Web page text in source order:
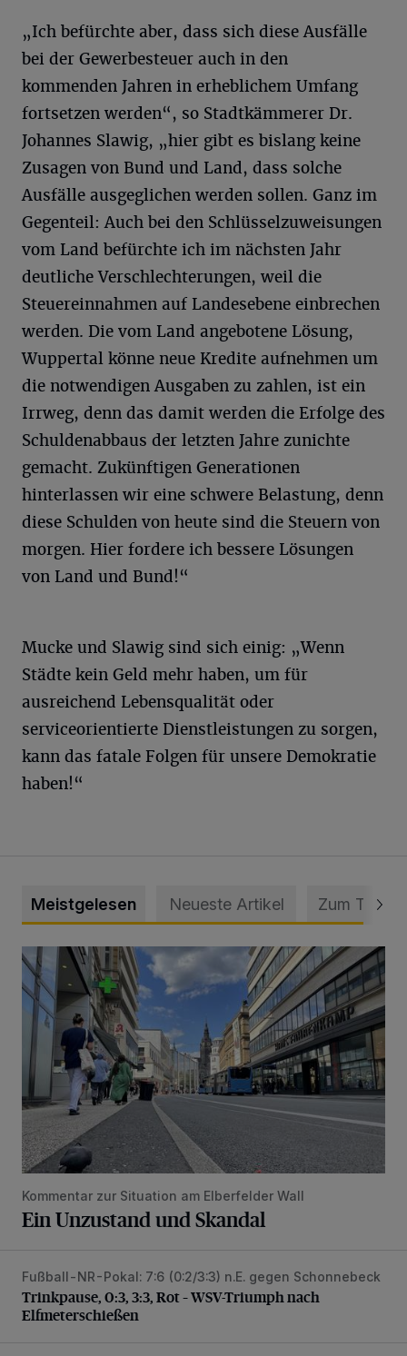
„Ich befürchte aber, dass sich diese Ausfälle
bei der Gewerbesteuer auch in den
kommenden Jahren in erheblichem Umfang
fortsetzen werden“, so Stadtkämmerer Dr.
Johannes Slawig, „hier gibt es bislang keine
Zusagen von Bund und Land, dass solche
Ausfälle ausgeglichen werden sollen. Ganz im
Gegenteil: Auch bei den Schlüsselzuweisungen
vom Land befürchte ich im nächsten Jahr
deutliche Verschlechterungen, weil die
Steuereinnahmen auf Landesebene einbrechen
werden. Die vom Land angebotene Lösung,
Wuppertal könne neue Kredite aufnehmen um
die notwendigen Ausgaben zu zahlen, ist ein
Irrweg, denn das damit werden die Erfolge des
Schuldenabbaus der letzten Jahre zunichte
gemacht. Zukünftigen Generationen
hinterlassen wir eine schwere Belastung, denn
diese Schulden von heute sind die Steuern von
morgen. Hier fordere ich bessere Lösungen
von Land und Bund!“
Mucke und Slawig sind sich einig: „Wenn
Städte kein Geld mehr haben, um für
ausreichend Lebensqualität oder
serviceorientierte Dienstleistungen zu sorgen,
kann das fatale Folgen für unsere Demokratie
haben!“
Meistgelesen Neueste Artikel Zum Thema
Ein Unzustand und Skandal
Kommentar zur Situation am Elberfelder Wall
Ein Unzustand und Skandal
Trinkpause, 0:3, 3:3, Rot – WSV-Triumph nach
Fußball-NR-Pokal: 7:6 (0:2/3:3) n.E. gegen Schonnebeck
Trinkpause, 0:3, 3:3, Rot – WSV-Triumph nach
Elfmeterschießen